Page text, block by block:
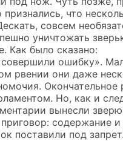
что
совсем
уничтожать
Как было сказано:
ошибку».
рвении они даже
Окончательное
Но, как и
вынесли
содержание и
поставили под запрет.